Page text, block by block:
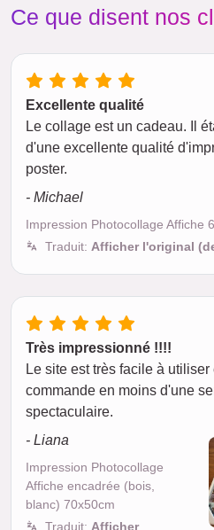
Ce que disent nos
Excellente qualité
Le collage est un cadeau. Il
d'une excellente qualité
poster.
- Michael
Impression Photocollage Affiche
Traduit: Afficher l'original
Très impressionné !!!!
Le site est très facile à utiliser
commande en moins d'une
spectaculaire.
- Liana
Impression Photocollage
Affiche encadrée (bois,
blanc) 70x50cm
Traduit: Afficher